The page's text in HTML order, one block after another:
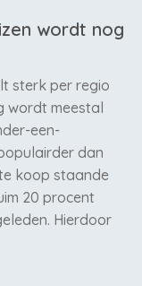
wordt nog
sterk per regio
wordt meestal
een-
dan
koop staande
20 procent
Hierdoor